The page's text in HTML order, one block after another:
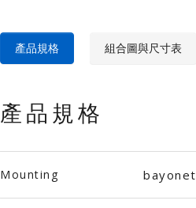
產品規格 組合圖與尺寸表
產品規格
Mounting bayonet